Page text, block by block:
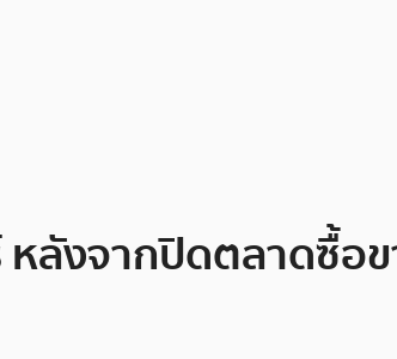
ลังจากปิดตลาดซื้อข